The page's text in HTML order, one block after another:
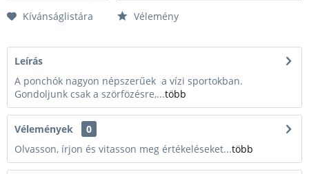
Kívánságlistára Vélemény
Leírás
A ponchók nagyon népszerűek a vízi sportokban.
Gondoljunk csak a szörfözésre,...több
Vélemények
0
Olvasson, írjon és vitasson meg értékeléseket...több